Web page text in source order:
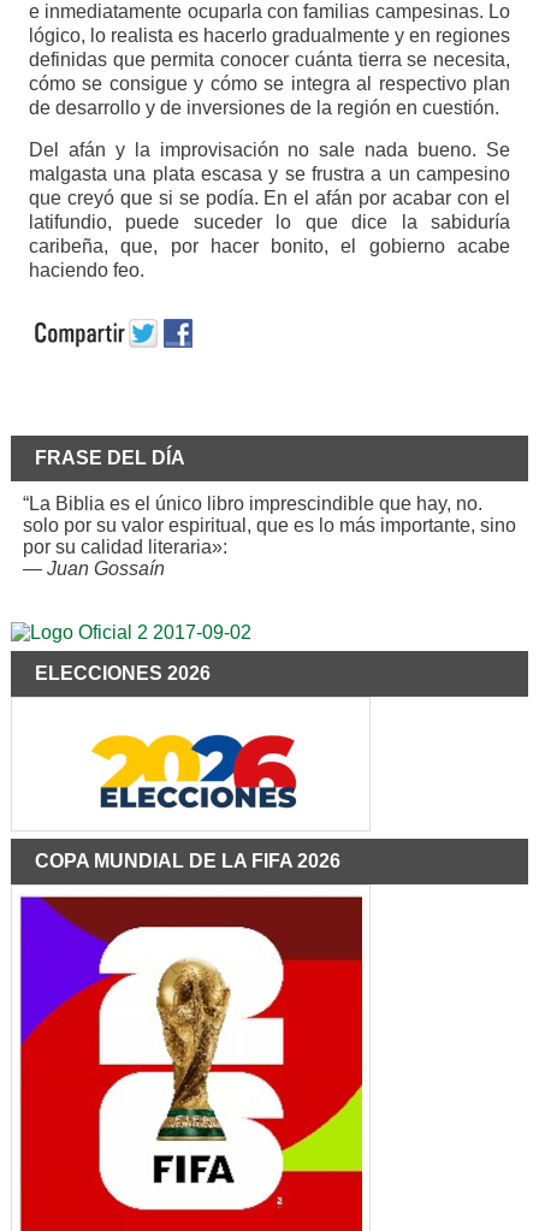
e inmediatamente ocuparla con familias campesinas. Lo
lógico, lo realista es hacerlo gradualmente y en regiones
definidas que permita conocer cuánta tierra se necesita,
cómo se consigue y cómo se integra al respectivo plan
de desarrollo y de inversiones de la región en cuestión.
Del afán y la improvisación no sale nada bueno. Se
malgasta una plata escasa y se frustra a un campesino
que creyó que si se podía. En el afán por acabar con el
latifundio, puede suceder lo que dice la sabiduría
caribeña, que, por hacer bonito, el gobierno acabe
haciendo feo.
FRASE DEL DÍA
“La Biblia es el único libro imprescindible que hay, no.
solo por su valor espiritual, que es lo más importante, sino
por su calidad literaria»:
— Juan Gossaín
ELECCIONES 2026
COPA MUNDIAL DE LA FIFA 2026